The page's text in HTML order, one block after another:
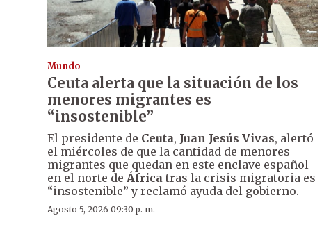
Mundo
Ceuta alerta que la situación de los
menores migrantes es
“insostenible”
El presidente de Ceuta, Juan Jesús Vivas, alertó
el miércoles de que la cantidad de menores
migrantes que quedan en este enclave español
en el norte de África tras la crisis migratoria es
“insostenible” y reclamó ayuda del gobierno.
Agosto 5, 2026 09:30 p. m.